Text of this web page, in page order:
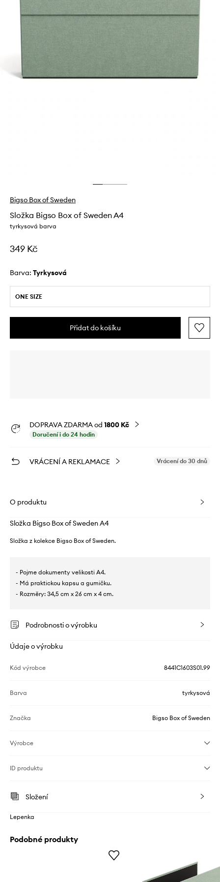
Bigso Box of Sweden
Složka Bigso Box of Sweden A4
tyrkysová barva
349 Kč
Barva: tyrkysová
ONE SIZE
Přidat do košíku
DOPRAVA ZDARMA od 1800 Kč
Doručení i do 24 hodin
VRÁCENÍ A REKLAMACE Vrácení do 30 dnů
O produktu
Složka Bigso Box of Sweden A4
Složka z kolekce Bigso Box of Sweden.
- Pojme dokumenty velikosti A4.
- Má praktickou kapsu a gumičku.
- Rozměry: 34,5 cm x 26 cm x 4 cm.
Podrobnosti o výrobku
Údaje o výrobku
Kód výrobce 8441C1603S01.99
Barva tyrkysová
Značka Bigso Box of Sweden
Výrobce
ID produktu
Složení
Lepenka
Podobné produkty